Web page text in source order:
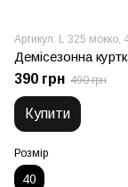
Артикул: L 325 мокко,
Демісезонна
390 грн 490 грн
Купити
Розмір
40